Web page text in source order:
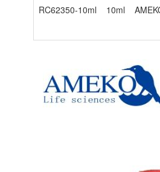
RC62350-10ml
10ml